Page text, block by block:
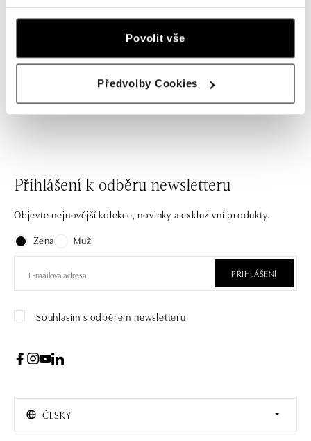
Povolit vše
Předvolby Cookies
Prsten s Crystal a diamanty
Přihlášení k odběru newsletteru
Objevte nejnovější kolekce, novinky a exkluzivní produkty.
Žena
Muž
PŘIHLÁŠENÍ
Souhlasím s odběrem newsletteru
ČESKY